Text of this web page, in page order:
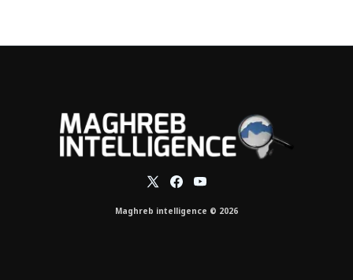
Maghreb intelligence © 2026